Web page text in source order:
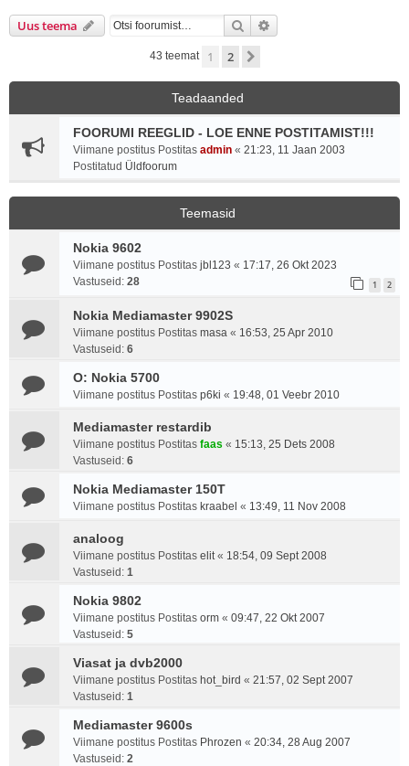
Uus teema Otsi
43 teemat 1 2
Teadaanded
FOORUMI REEGLID - LOE ENNE POSTITAMIST!!!
Viimane postitus Postitas admin « 21:23, 11 Jaan 2003
Postitatud Üldfoorum
Teemasid
Nokia 9602
Viimane postitus Postitas jbl123 « 17:17, 26 Okt 2023
Vastuseid: 28 1 2
Nokia Mediamaster 9902S
Viimane postitus Postitas masa « 16:53, 25 Apr 2010
Vastuseid: 6
O: Nokia 5700
Viimane postitus Postitas p6ki « 19:48, 01 Veebr 2010
Mediamaster restardib
Viimane postitus Postitas faas « 15:13, 25 Dets 2008
Vastuseid: 6
Nokia Mediamaster 150T
Viimane postitus Postitas kraabel « 13:49, 11 Nov 2008
analoog
Viimane postitus Postitas elit« 18:54, 09 Sept 2008
Vastuseid: 1
Nokia 9802
Viimane postitus Postitas orm « 09:47, 22 Okt 2007
Vastuseid: 5
Viasat ja dvb2000
Viimane postitus Postitas hot_bird « 21:57, 02 Sept 2007
Vastuseid: 1
Mediamaster 9600s
Viimane postitus Postitas Phrozen « 20:34, 28 Aug 2007
Vastuseid: 2